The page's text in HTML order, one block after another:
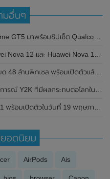
มอื่นๆ
Snapdragon 8 Gen 2 คาดเปิดตัวปลายเดือนสิงหาคม 2023 นี้
Nova 12 Lite อย่างเป็นทางการแล้วที่ประเทศจีน
พร้อมเปิดตัวแล้วในอินเดีย 20 พฤศจิกายน 2019
รณ์ Y2K ที่มีผลกระทบต่อโลกในอดีต
เปิดตัวในวันที่ 19 พฤษภาคม 2020 นี้
อดนิยม
AirPods Ais